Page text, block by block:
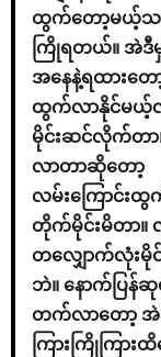
ထွက်တော့မယ့်သ
ကြိုရတယ်။ အဲဒီ
အနေနဲ့ရထားတ
ထွက်လာနိုင်မယ့်
မိုင်းဆင်လိုက်တာ
လာတာဆိုတော့
လမ်းကြောင်း
တိုက်မိုင်းမိတာ။
တလျှောက်လုံးမို
ဘဲ။ နောက်ပြန်
တက်လာတော့ အဲ
ကြားကြိုကြား